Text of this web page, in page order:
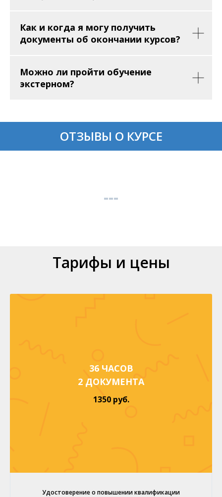
Как и когда я могу получить
документы об окончании курсов?
Можно ли пройти обучение
экстерном?
ОТЗЫВЫ О КУРСЕ
Тарифы и цены
36 ЧАСОВ
2 ДОКУМЕНТА
1350 руб.
Удостоверение о повышении квалификации